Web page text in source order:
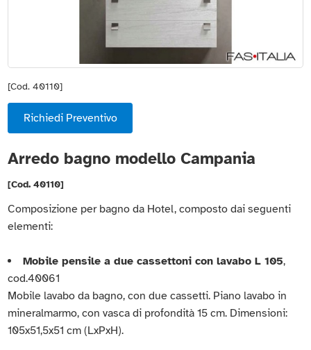
[Cod. 40110]
Richiedi Preventivo
Arredo bagno modello Campania
[Cod. 40110]
Composizione per bagno da Hotel, composto dai seguenti
elementi:
Mobile pensile a due cassettoni con lavabo L 105,
cod.40061
Mobile lavabo da bagno, con due cassetti. Piano lavabo in
mineralmarmo, con vasca di profondità 15 cm. Dimensioni:
105x51,5x51 cm (LxPxH).